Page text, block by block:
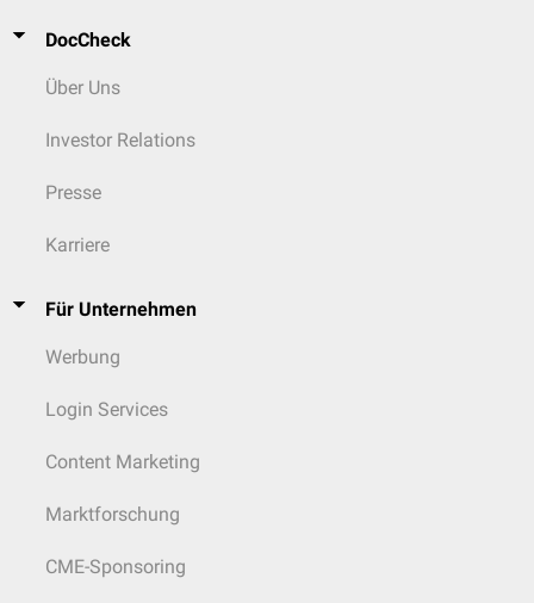
DocCheck
Über Uns
Investor Relations
Presse
Karriere
Für Unternehmen
Werbung
Login Services
Content Marketing
Marktforschung
CME-Sponsoring